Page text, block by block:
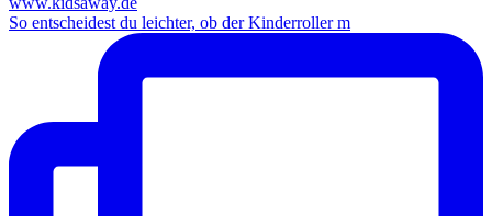
So entscheidest du leichter, ob der Kinderroller m